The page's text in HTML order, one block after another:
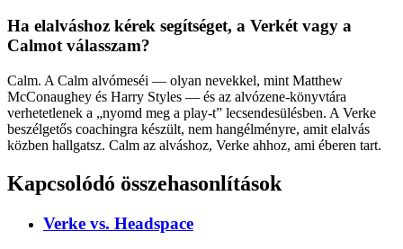
Ha elalváshoz kérek segítséget, a Verkét vagy a
Calmot válasszam?
Calm. A Calm alvómeséi — olyan nevekkel, mint Matthew
McConaughey és Harry Styles — és az alvózene-könyvtára
verhetetlenek a „nyomd meg a play-t” lecsendesülésben. A Verke
beszélgetős coachingra készült, nem hangélményre, amit elalvás
közben hallgatsz. Calm az alváshoz, Verke ahhoz, ami éberen tart.
Kapcsolódó összehasonlítások
Verke vs. Headspace